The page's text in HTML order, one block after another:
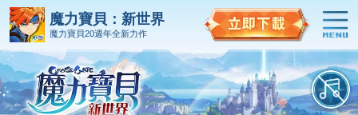
魔力寶貝：新世界
魔力寶貝20週年全新力作